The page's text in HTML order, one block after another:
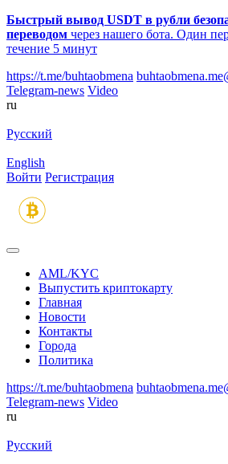
Быстрый вывод USDT в рубли
переводом через нашего бота. Один
течение 5 минут
https://t.me/buhtaobmena
Telegram-news Video
ru
Русский
English
Войти Регистрация
AML/KYC
Выпустить криптокарту
Главная
Новости
Контакты
Города
Политика
https://t.me/buhtaobmena
Telegram-news Video
ru
Русский